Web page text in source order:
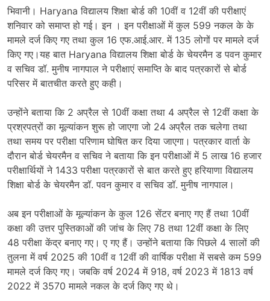
भिवानी। Haryana विद्यालय शिक्षा बोर्ड की 10वीं व 12वीं की परीक्षाएं
शनिवार को समाप्त हो गई। इन । इन परीक्षाओं में कुल 599 नकल के के
मामले दर्ज किए गए तथा कुल 16 एफ.आई.आर. में 135 लोगों पर मामले दर्ज
किए गए।यह बात Haryana विद्यालय शिक्षा बोर्ड के चेयरमैन ड पवन कुमार
व सचिव डॉ. मुनीष नागपाल ने परीक्षाएं समाप्ति के बाद पत्रकारों से बोर्ड
परिसर में बातचीत करते हुए कही।
उन्होंने बताया कि 2 अप्रैल से 10वीं कक्षा तथा 4 अप्रैल से 12वीं कक्षा के
प्रश्रपत्रों का मूल्यांकन शुरू हो जाएगा जो 24 अप्रैल तक चलेगा तथा
तथा समय पर परीक्षा परिणाम घोषित कर दिया जाएगा। पत्रकार वार्ता के
दौरान बोर्ड चेयरमैन व सचिव ने बताया कि इन परीक्षाओं में 5 लाख 16 हजार
परीक्षार्थियों ने 1433 परीक्षा पत्रकारों से बात करते हुए हरियाणा विद्यालय
शिक्षा बोर्ड के चेयरमैन डॉ. पवन कुमार व सचिव डॉ. मुनीष नागपाल।
अब इन परीक्षाओं के मूल्यांकन के कुल 126 सेंटर बनाए गए हैं तथा 10वीं
कक्षा की उत्तर पुस्तिकाओं की जांच के लिए 78 तथा 12वीं कक्षा के लिए
48 परीक्षा केंद्र बनाए गए। ए गए हैं। उन्होंने बताया कि पिछले 4 सालों की
तुलना में वर्ष 2025 की 10वीं व 12वीं की वार्षिक परीक्षा में सबसे कम 599
मामले दर्ज किए गए। जबकि वर्ष 2024 में 918, वर्ष 2023 में 1813 वर्ष
2022 में 3570 मामले नकल के दर्ज किए गए थे।